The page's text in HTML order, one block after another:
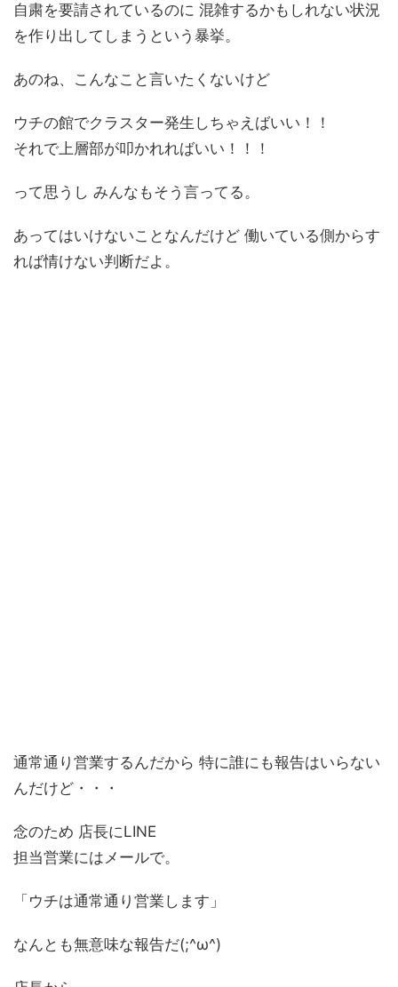
自粛を要請されているのに 混雑するかもしれない状況
を作り出してしまうという暴挙。
あのね、こんなこと言いたくないけど
ウチの館でクラスター発生しちゃえばいい！！
それで上層部が叩かれればいい！！！
って思うし みんなもそう言ってる。
あってはいけないことなんだけど 働いている側からす
れば情けない判断だよ。
通常通り営業するんだから 特に誰にも報告はいらない
んだけど・・・
念のため 店長にLINE
担当営業にはメールで。
「ウチは通常通り営業します」
なんとも無意味な報告だ(;^ω^)